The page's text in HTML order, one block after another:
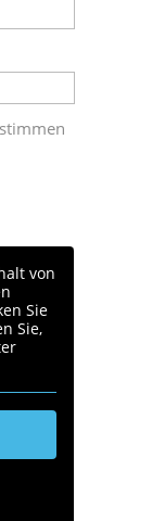
von
Sie
Sie,